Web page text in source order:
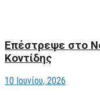
Επέστρεψε στο
Κοντίδης
10 Ιουνίου, 2026